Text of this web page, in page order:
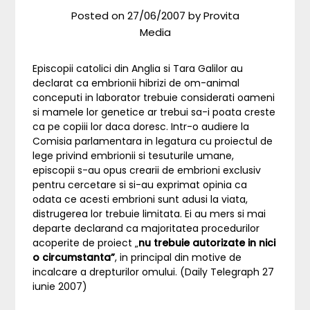
Posted on27/06/2007 byProvita
Media
Episcopii catolici din Anglia si Tara Galilor au
declarat ca embrionii hibrizi de om-animal
conceputi in laborator trebuie considerati oameni
si mamele lor genetice ar trebui sa-i poata creste
ca pe copiii lor daca doresc. Intr-o audiere la
Comisia parlamentara in legatura cu proiectul de
lege privind embrionii si tesuturile umane,
episcopii s-au opus crearii de embrioni exclusiv
pentru cercetare si si-au exprimat opinia ca
odata ce acesti embrioni sunt adusi la viata,
distrugerea lor trebuie limitata. Ei au mers si mai
departe declarand ca majoritatea procedurilor
acoperite de proiect „nu trebuie autorizate in nici
o circumstanta”, in principal din motive de
incalcare a drepturilor omului. (Daily Telegraph 27
iunie 2007)